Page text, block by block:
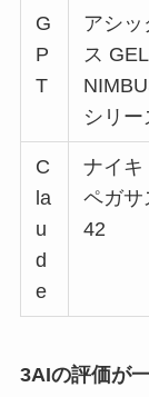
G
P
T
アシッ
ス
シリー
C
la
u
d
e
ナイキ
ペガサ
42
3AIの評価が